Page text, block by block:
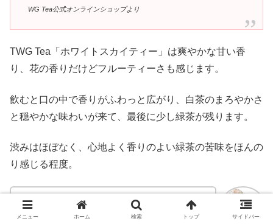
WG Tea公式オンラインショップより
TWG Tea「ホワイトスカイティー」は爽やかな甘い香
り、花の香りだけどフルーティーさも感じます。
飲むと口の中で香りがふわっと広がり、白茶のまろやかさ
と穏やかな味わいが来て、最後に少し緑茶が残ります。
渋みはほぼなく、心地よく香りのよい緑茶の苦味をほんの
り感じる程度。
香りもいいし、白茶と緑茶のブレンドが絶
妙…！
メニュー ホーム 検索 トップ サイドバー